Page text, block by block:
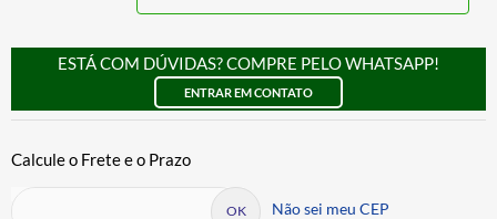
ESTÁ COM DÚVIDAS? COMPRE PELO WHATSAPP!
ENTRAR EM CONTATO
Não sei meu CEP